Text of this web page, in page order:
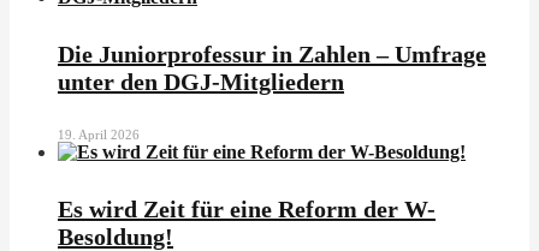
Die Juniorprofessur in Zahlen – Umfrage
unter den DGJ-Mitgliedern
19. April 2026
Es wird Zeit für eine Reform der W-
Besoldung!